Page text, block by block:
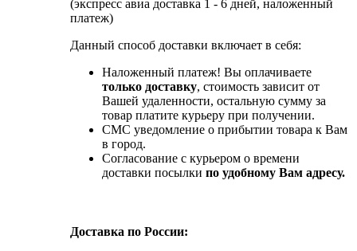
(экспресс авиа доставка 1 - 6 дней, наложенный
платеж)
Данный способ доставки включает в себя:
Наложенный платеж! Вы оплачиваете
только доставку, стоимость зависит от
Вашей удаленности, остальную сумму за
товар платите курьеру при получении.
СМС уведомление о прибытии товара к Вам
в город.
Согласование с курьером о времени
доставки посылки по удобному Вам адресу.
Доставка по России: